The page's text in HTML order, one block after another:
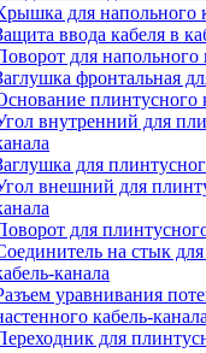
для напольного
ввода кабеля в
для напольного
фронтальная
плинтусного
внутренний для
для
внешний для
для
на стык
канала
уравнивания
кабель-канала
для